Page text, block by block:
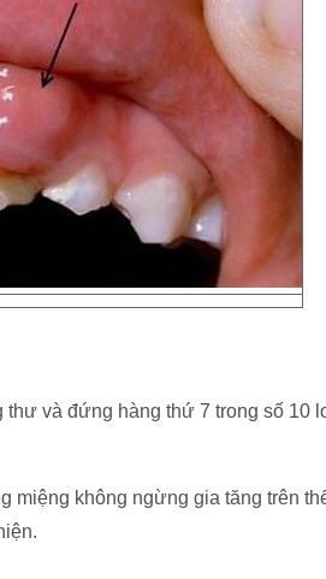
và đứng hàng thứ 7 trong số 10
miệng không ngừng gia tăng trên